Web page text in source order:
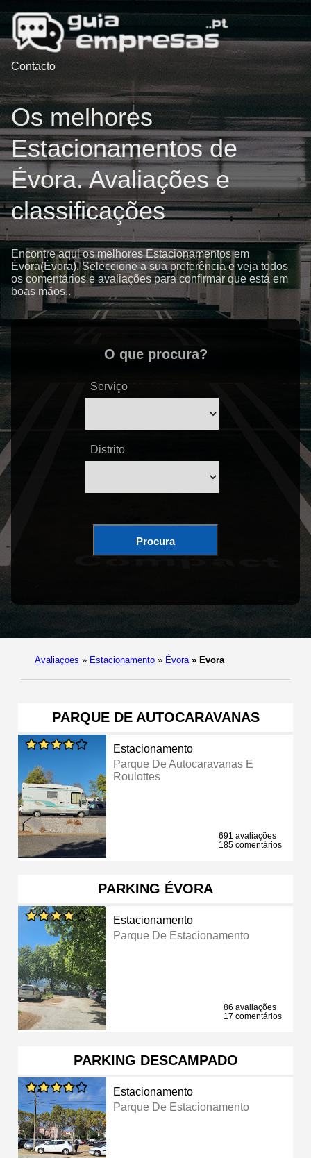
Contacto
Os melhores
Estacionamentos de
Évora. Avaliações e
classificações
Encontre aqui os melhores Estacionamentos em
Évora(Évora). Seleccione a sua preferência e veja todos
os comentários e avaliações para confirmar que está em
boas mãos..
O que procura?
Serviço
Distrito
Procura
Avaliaçoes » Estacionamento » Évora » Evora
PARQUE DE AUTOCARAVANAS
Estacionamento
Parque De Autocaravanas E
Roulottes
691 avaliações
185 comentários
PARKING ÉVORA
Estacionamento
Parque De Estacionamento
86 avaliações
17 comentários
PARKING DESCAMPADO
Estacionamento
Parque De Estacionamento